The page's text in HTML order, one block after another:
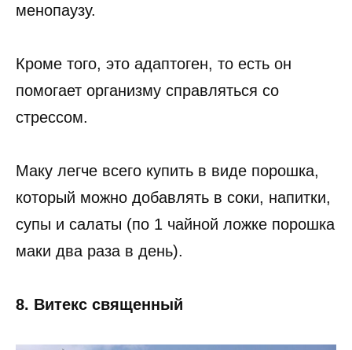
менопаузу.
Кроме того, это адаптоген, то есть он
помогает организму справляться со
стрессом.
Маку легче всего купить в виде порошка,
который можно добавлять в соки, напитки,
супы и салаты (по 1 чайной ложке порошка
маки два раза в день).
8. Витекс священный